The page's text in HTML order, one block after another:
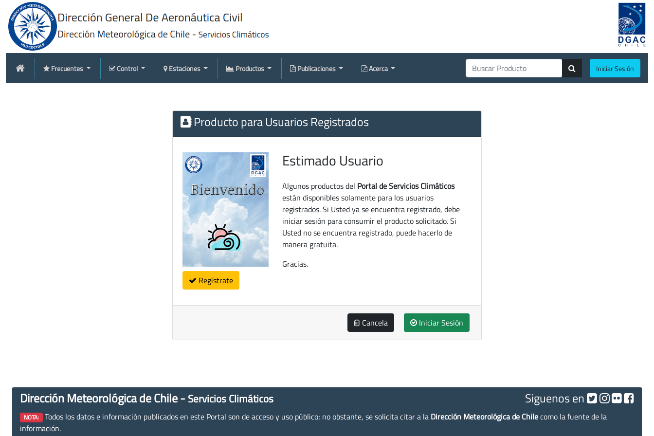
Frecuentes Control Estaciones Productos Publicaciones Acerca Iniciar Sesión
Producto para Usuarios Registrados
Regístrate
Estimado Usuario
Algunos productos del Portal de Servicios Climáticos
están disponibles solamente para los usuarios
registrados. Si Usted ya se encuentra registrado, debe
iniciar sesión para consumir el producto solicitado. Si
Usted no se encuentra registrado, puede hacerlo de
manera gratuita.
Gracias.
Cancela Iniciar Sesión
Dirección Meteorológica de Chile - Servicios Climáticos Siguenos en
NOTA: Todos los datos e información publicados en este Portal son de acceso y uso público; no obstante, se solicita citar a la Dirección Meteorológica de Chilecomo la fuente de la
información.